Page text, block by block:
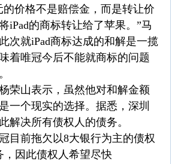
的价格不是赔偿金，而是转让价
iPad的商标转让给了苹果。”马
次就iPad商标达成的和解是一揽
着唯冠今后不能就商标的问题
荣山表示，虽然他对和解金额
一个现实的选择。据悉，深圳
解决所有债权人的债务。
目前拖欠以8大银行为主的债权
，因此债权人希望尽快